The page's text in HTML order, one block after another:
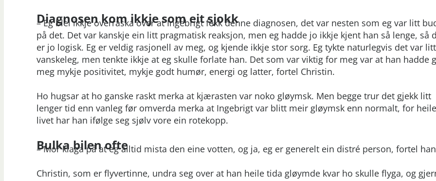
Diagnosen kom ikkje som eit sjokk
– Eg blei ikkje overraska over at Ingebrigt fekk denne diagnosen, det var nesten som eg var litt
på det. Det var kanskje ein litt pragmatisk reaksjon, men eg hadde jo ikkje kjent han så lenge, så
er jo logisk. Eg er veldig rasjonell av meg, og kjende ikkje stor sorg. Eg tykte naturlegvis det var litt
vanskeleg, men tenkte ikkje at eg skulle forlate han. Det som var viktig for meg var at han hadde
meg mykje positivitet, mykje godt humør, energi og latter, fortel Christin.
Ho hugsar at ho ganske raskt merka at kjærasten var noko gløymsk. Men begge trur det gjekk litt
lenger tid enn vanleg før omverda merka at Ingebrigt var blitt meir gløymsk enn normalt, for heile
livet har han ifølge seg sjølv vore ein rotekopp.
Bulka bilen ofte
– Mor klaga på at eg alltid mista den eine votten, og ja, eg er generelt ein distré person, fortel
Christin, som er flyvertinne, undra seg over at han heile tida gløymde kvar ho skulle flyga, og